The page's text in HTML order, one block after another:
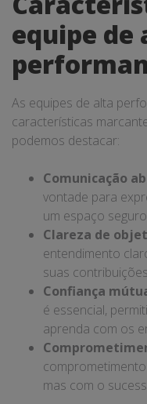
equipe de
As equipes de alta
características
podemos destacar:
Comunicação
vontade para
um espaço
Clareza de
entendimento
suas
Confiança
é essencial,
aprenda com os
mas com o